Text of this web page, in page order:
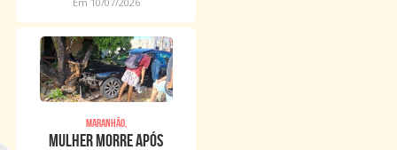
Maranhão,
Mulher morre após